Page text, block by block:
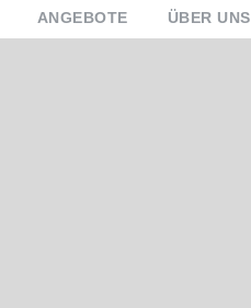
ANGEBOTE ÜBER UNS